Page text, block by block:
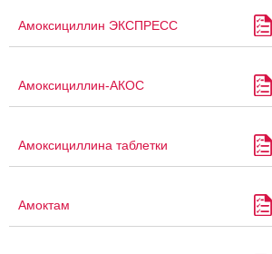
Амоксициллин ЭКСПРЕСС
Амоксициллин-АКОС
Амоксициллина таблетки
Амоктам